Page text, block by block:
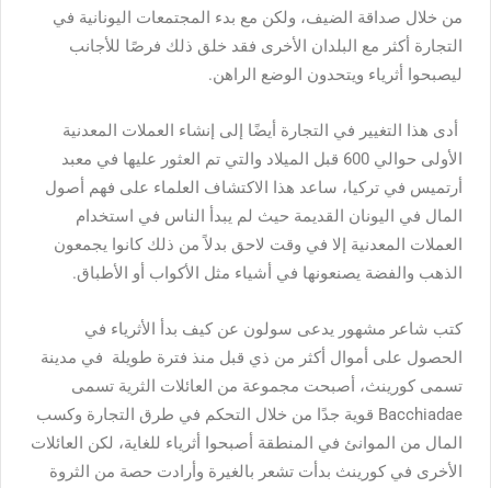
من خلال صداقة الضيف، ولكن مع بدء المجتمعات اليونانية في
التجارة أكثر مع البلدان الأخرى فقد خلق ذلك فرصًا للأجانب
ليصبحوا أثرياء ويتحدون الوضع الراهن.
أدى هذا التغيير في التجارة أيضًا إلى إنشاء العملات المعدنية
الأولى حوالي 600 قبل الميلاد والتي تم العثور عليها في معبد
أرتميس في تركيا، ساعد هذا الاكتشاف العلماء على فهم أصول
المال في اليونان القديمة حيث لم يبدأ الناس في استخدام
العملات المعدنية إلا في وقت لاحق بدلاً من ذلك كانوا يجمعون
الذهب والفضة يصنعونها في أشياء مثل الأكواب أو الأطباق.
كتب شاعر مشهور يدعى سولون عن كيف بدأ الأثرياء في
الحصول على أموال أكثر من ذي قبل منذ فترة طويلة في مدينة
تسمى كورينث، أصبحت مجموعة من العائلات الثرية تسمى
Bacchiadae قوية جدًا من خلال التحكم في طرق التجارة وكسب
المال من الموانئ في المنطقة أصبحوا أثرياء للغاية، لكن العائلات
الأخرى في كورينث بدأت تشعر بالغيرة وأرادت حصة من الثروة